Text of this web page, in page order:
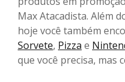
Max Atacadista. Além
hoje você também
Sorvete, Pizza e
que você precisa, mas